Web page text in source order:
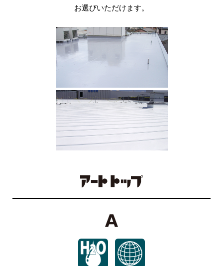
ある画期的なコーティング剤です。
お選びいただけます。
施工は1日で完了します。
耐久性や防カビ効果をプラス。